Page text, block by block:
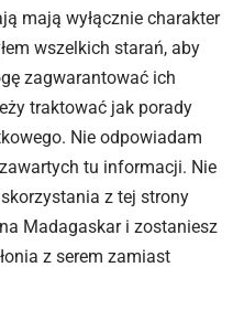
mają wyłącznie charakter
wszelkich starań, aby
zagwarantować ich
traktować jak porady
Nie odpowiadam
tu informacji. Nie
z tej strony
Madagaskar i zostaniesz
z serem zamiast